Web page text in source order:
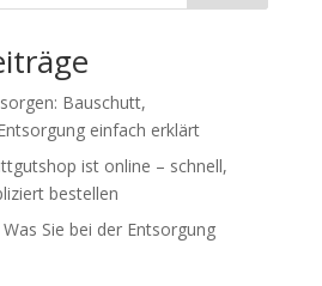
Bauschutt,
einfach erklärt
ist online – schnell,
bestellen
Sie bei der Entsorgung